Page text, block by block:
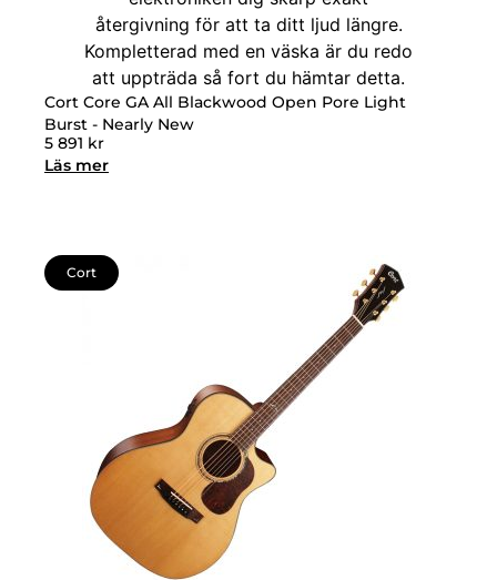
Cort Core GA All Blackwood Open Pore Light
Burst - Nearly New
5 891 kr
Läs mer
Cort